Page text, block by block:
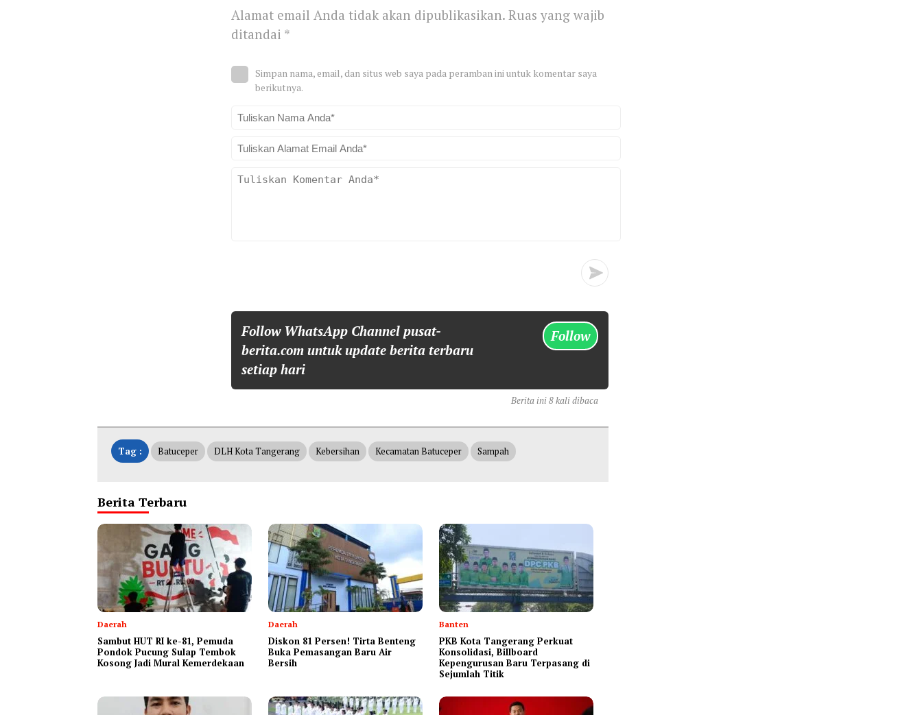
Alamat email Anda tidak akan dipublikasikan. Ruas yang wajib
ditandai *
Simpan nama, email, dan situs web saya pada peramban ini untuk komentar saya
berikutnya.
Follow WhatsApp Channel pusat-
berita.com untuk update berita terbaru
setiap hari
Follow
Berita ini 8 kali dibaca
Tag : Batuceper DLH Kota Tangerang Kebersihan Kecamatan Batuceper Sampah
Berita Terbaru
Daerah
Sambut HUT RI ke-81, Pemuda
Pondok Pucung Sulap Tembok
Kosong Jadi Mural Kemerdekaan
Daerah
Diskon 81 Persen! Tirta Benteng
Buka Pemasangan Baru Air
Bersih
Banten
‎PKB Kota Tangerang Perkuat
Konsolidasi, Billboard
Kepengurusan Baru Terpasang di
Sejumlah Titik ‎